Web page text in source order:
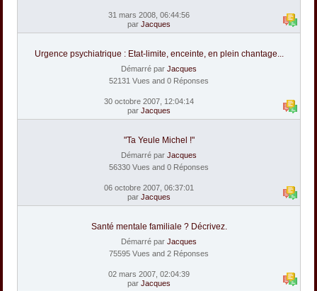
31 mars 2008, 06:44:56
par Jacques
Urgence psychiatrique : Etat-limite, enceinte, en plein chantage...
Démarré par Jacques
52131 Vues and 0 Réponses
30 octobre 2007, 12:04:14
par Jacques
"Ta Yeule Michel !"
Démarré par Jacques
56330 Vues and 0 Réponses
06 octobre 2007, 06:37:01
par Jacques
Santé mentale familiale ? Décrivez.
Démarré par Jacques
75595 Vues and 2 Réponses
02 mars 2007, 02:04:39
par Jacques